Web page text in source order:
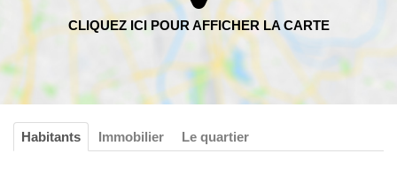
Habitants Immobilier Le quartier